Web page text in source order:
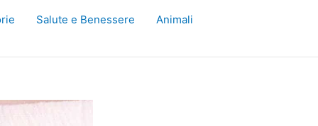
Salute e Benessere
Animali